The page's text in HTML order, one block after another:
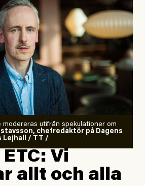
modereras utifrån spekulationer om
chefredaktör på Dagens
Lejhall / TT /
Vi
allt och alla